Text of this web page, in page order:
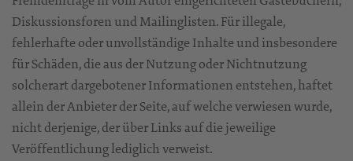
Diskussionsforen und Mailinglisten. Für illegale,
fehlerhafte oder unvollständige Inhalte und insbesondere
für Schäden, die aus der Nutzung oder Nichtnutzung
solcherart dargebotener Informationen entstehen, haftet
allein der Anbieter der Seite, auf welche verwiesen wurde,
nicht derjenige, der über Links auf die jeweilige
Veröffentlichung lediglich verweist.